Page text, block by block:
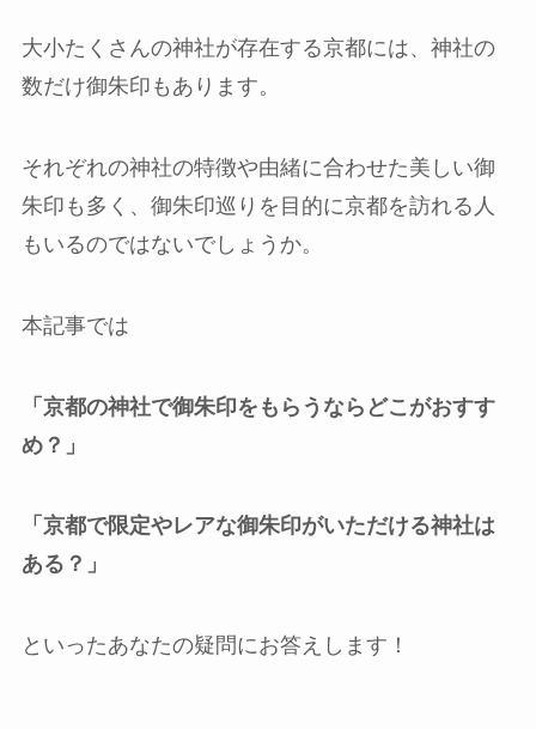
大小たくさんの神社が存在する京都には、神社の
数だけ御朱印もあります。
それぞれの神社の特徴や由緒に合わせた美しい御
朱印も多く、御朱印巡りを目的に京都を訪れる人
もいるのではないでしょうか。
本記事では
「京都の神社で御朱印をもらうならどこがおすす
め？」
「京都で限定やレアな御朱印がいただける神社は
ある？」
といったあなたの疑問にお答えします！